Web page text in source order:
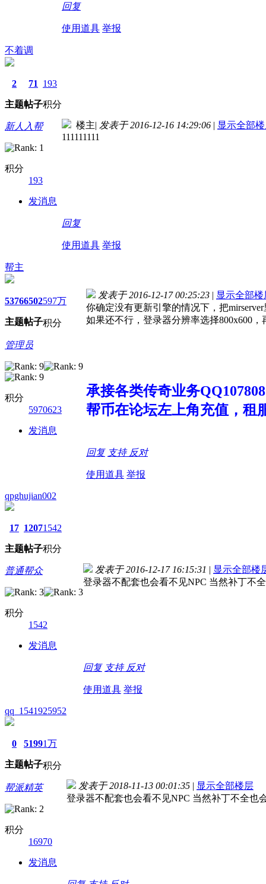
回复
使用道具 举报
不着调
2
主题
71
帖子
193
积分
新人入帮
积分
193
发消息
楼主| 发表于 2016-12-16 14:29:06 | 显示全部
111111111
回复
使用道具 举报
帮主
5376
主题
6502
帖子
597万
积分
管理员
积分
5970623
发消息
发表于 2016-12-17 00:25:23 | 显示全部楼
你确定没有更新引擎的情况下，把
如果还不行，登录器分辨率选择800x600，
承接各类传奇业务
帮币在论坛左上角充值，租
回复 支持 反对
使用道具 举报
qpghujian002
17
主题
1207
帖子
1542
积分
普通帮众
积分
1542
发消息
发表于 2016-12-17 16:15:31 | 显示全部楼
登录器不配套也会看不见NPC 当然补丁不
回复 支持 反对
使用道具 举报
qq_1541925952
0
主题
5199
帖子
1万
积分
帮派精英
积分
16970
发消息
发表于 2018-11-13 00:01:35 | 显示全部楼层
登录器不配套也会看不见NPC 当然补丁不全也